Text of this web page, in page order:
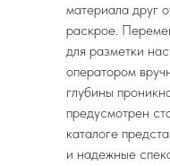
материала друг
раскрое.
для разметки
оператором
глубины
предусмотрен
каталоге
и надежные